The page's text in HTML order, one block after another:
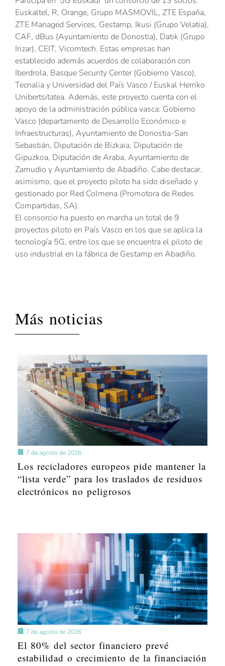
Euskaltel, R, Orange, Grupo MASMOVIL, ZTE España,
ZTE Managed Services, Gestamp, Ikusi (Grupo Velatia),
CAF, dBus (Ayuntamiento de Donostia), Datik (Grupo
Irizar), CEIT, Vicomtech. Estas empresas han
establecido además acuerdos de colaboración con
Iberdrola, Basque Security Center (Gobierno Vasco),
Tecnalia y Universidad del País Vasco / Euskal Herriko
Unibertsitatea. Además, este proyecto cuenta con el
apoyo de la administración pública vasca: Gobierno
Vasco (departamento de Desarrollo Económico e
Infraestructuras), Ayuntamiento de Donostia-San
Sebastián, Diputación de Bizkaia, Diputación de
Gipuzkoa, Diputación de Araba, Ayuntamiento de
Zamudio y Ayuntamiento de Abadiño. Cabe destacar,
asimismo, que el proyecto piloto ha sido diseñado y
gestionado por Red Colmena (Promotora de Redes
Compartidas, SA).
El consorcio ha puesto en marcha un total de 9
proyectos piloto en País Vasco en los que se aplica la
tecnología 5G, entre los que se encuentra el piloto de
uso industrial en la fábrica de Gestamp en Abadiño.
Más noticias
7 de agosto de 2026
Los recicladores europeos pide mantener la
“lista verde” para los traslados de residuos
electrónicos no peligrosos
7 de agosto de 2026
El 80% del sector financiero prevé
estabilidad o crecimiento de la financiación